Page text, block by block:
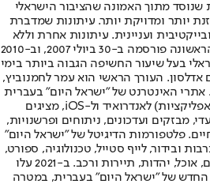
שנוסד מתוך האמונה שהציבור הישראלי
יותר ומדויקת יותר. עיתונות שמדברת
ועניינית. עיתונות אחרת וללא
תשלום. המהדורה המודפסת הראשונה פורסמה ב-30 ביולי 2007, וב-2010
בעל שיעור החשיפה הגבוה ביותר בימי
אדלסון. העורך הראשי הוא עמר לחמנוביץ,
אתרי האינטרנט של "ישראל היום" בעברית
ובאנגלית, כמו כן היישומונים (אפליקציות) לאנדרואיד ול-iOS, מציגים
מבזקים ועדכונים, ניתוחים ופרשנויות,
פלטפורמות הדיגיטל של "ישראל היום"
ובידור, לייף סטייל, טכנולוגיה, ספורט,
כלכלה וצרכנות, בריאות, חיילים, אוכל, יהדות, תיירות ורכב. ב-2021 עלו
החדש של "ישראל היום" בעברית, במטרה